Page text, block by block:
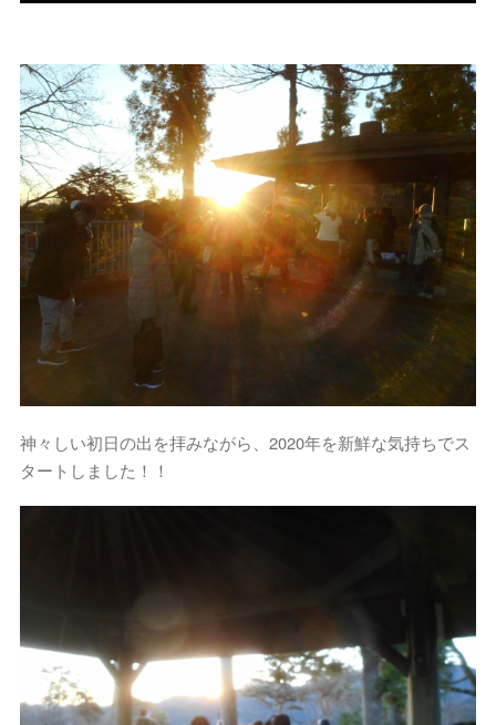
神々しい初日の出を拝みながら、2020年を新鮮な気持ちでス
タートしました！！